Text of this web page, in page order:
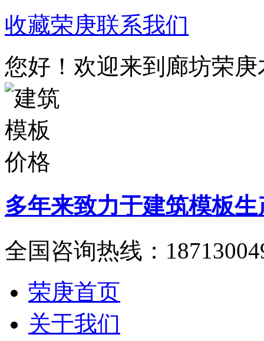
收藏荣庚联系我们
您好！欢迎来到廊坊荣
多年来致力于建筑模板生
全国咨询热线：
荣庚首页
关于我们